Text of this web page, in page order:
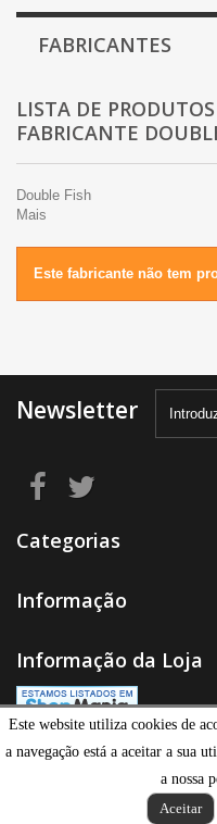
Este website utiliza cookies de
a navegação está a aceitar a sua
a nossa
Aceitar
FABRICANTES
LISTA DE
FABRICANTE
Double Fish
Mais
Este fabricante não tem
Newsletter
Categorias
Informação
Informação da Loja